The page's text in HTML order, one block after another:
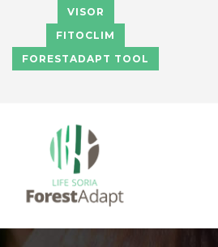
Pasar al contenido principal
VISOR
FITOCLIM
FORESTADAPT TOOL